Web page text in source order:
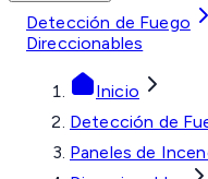
Detección de Fuego
Direccionables
Inicio
Detección de
Paneles de